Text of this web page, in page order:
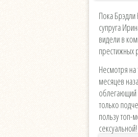
Пока
супруга
видели в
престижных
Несмотря
месяцев
облегающий
только
пользу топ-
сексуальной!